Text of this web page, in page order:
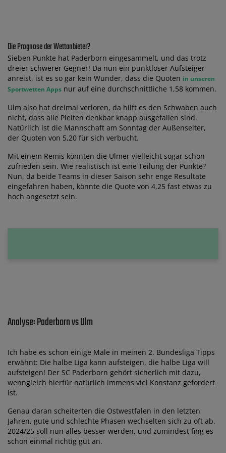
Die Prognose der Wettanbieter?
Sieben Punkte hat Paderborn eingesammelt, und das trotz
dreier schwerer Gegner! Da nun ein punktloser Aufsteiger
anreist, ist es so gar kein Wunder, dass die Quoten in unseren
Sportwetten Apps nur auf eine durchschnittliche 1,58 kommen.
Ulm also hat dreimal verloren, da hilft es den Schwaben auch
nicht, dass alle Pleiten denkbar knapp ausgefallen sind.
Natürlich ist die Mannschaft am Sonntag der Außenseiter,
der Quoten von 5,20 für sich verbucht.
Mit einem Remis könnten die Ulmer vielleicht sogar schon
zufrieden sein. Wie realistisch ist eine Teilung der Punkte?
Nun, da beide Teams in dieser Saison sehr enge Resultate
eingefahren haben, könnte die Quote von 4,25 fast etwas zu
hoch angesetzt sein.
Analyse: Paderborn vs Ulm
Ich habe es schon einige Male in meinen 2. Bundesliga Tipps
erwähnt: Die halbe Liga kann aufsteigen, die halbe Liga will
aufsteigen! Der SC Paderborn gehört sicherlich mit dazu,
wenngleich hierfür natürlich immens viel Konstanz gefordert
ist.
Genau daran scheiterten die Ostwestfalen in den letzten
Jahren, gute und schlechte Phasen wechselten sich zu oft ab.
2024/25 soll nun alles besser werden, und zumindest fing es
schon einmal richtig gut an.